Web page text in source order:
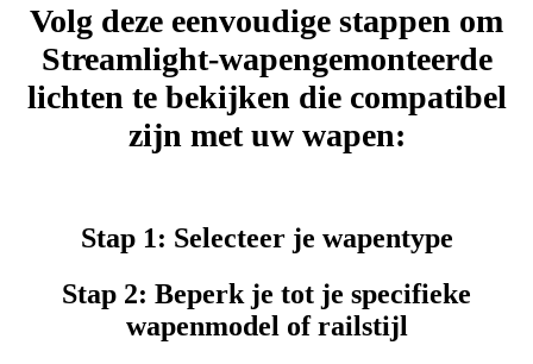
Volg deze eenvoudige stappen om
Streamlight-wapengemonteerde
lichten te bekijken die compatibel
zijn met uw wapen:
Stap 1: Selecteer je wapentype
Stap 2: Beperk je tot je specifieke
wapenmodel of railstijl